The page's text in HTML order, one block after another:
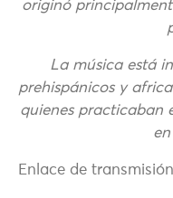
originó
La música está
prehispánicos y
quienes practicaban
en
Enlace de